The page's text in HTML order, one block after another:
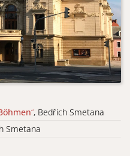
“, Bedřich Smetana
Smetana